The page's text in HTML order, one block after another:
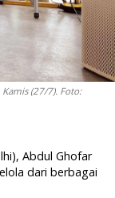
(27/7). Foto:
Abdul Ghofar
dari berbagai